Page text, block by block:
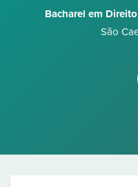
Bacharel em
São